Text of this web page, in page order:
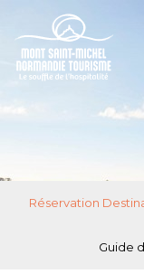
Réservation
Guide